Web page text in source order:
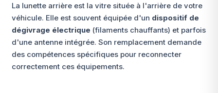
La lunette arrière est la vitre située à l'arrière de votre
véhicule. Elle est souvent équipée d'un dispositif de
dégivrage électrique (filaments chauffants) et parfois
d'une antenne intégrée. Son remplacement demande
des compétences spécifiques pour reconnecter
correctement ces équipements.